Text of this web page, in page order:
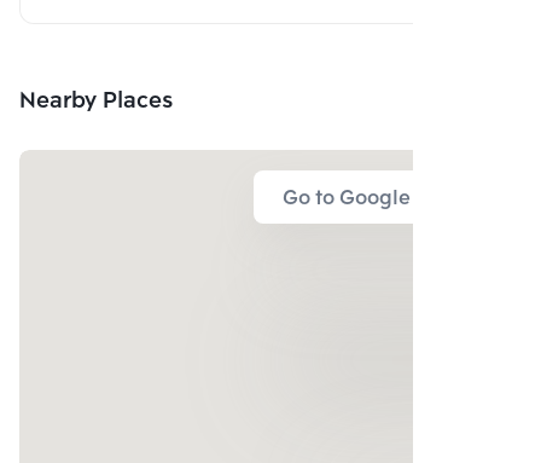
Nearby Places
Go to Google Map